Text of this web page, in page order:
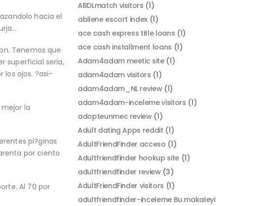
hacia el
Tenemos que
superficial seri­a,
los ojos. ?asi­
la
pi?ginas
por ciento
Al 70 por
ABDLmatch visitors (1)
abilene escort index (1)
ace cash express title loans (1)
ace cash installment loans (1)
Adam4adam meetic site(1)
adam4adam visitors (1)
adam4adam_NL review(1)
adam4adam-inceleme visitors (1)
adopteunmec review(1)
Adult dating Apps reddit (1)
AdultFriendFinder acceso (1)
Adultfriendfinder hookup site(1)
adultfriendfinder review(3)
AdultFriendFinder visitors (1)
adultfriendfinder-inceleme Bu makaleyi